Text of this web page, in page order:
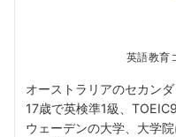
英語教育
オーストラリアのセカン
17歳で英検準1級、
ウェーデンの大学、大学